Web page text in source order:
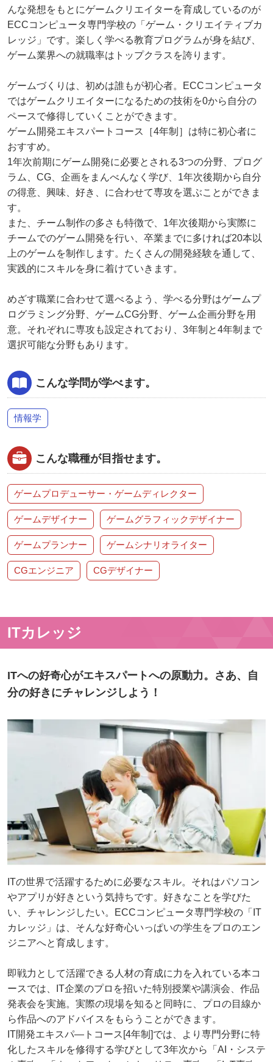
んな発想をもとにゲームクリエイターを育成しているのが
ECCコンピュータ専門学校の「ゲーム・クリエイティブカ
レッジ」です。楽しく学べる教育プログラムが身を結び、
ゲーム業界への就職率はトップクラスを誇ります。
ゲームづくりは、初めは誰もが初心者。ECCコンピュータ
ではゲームクリエイターになるための技術を0から自分の
ペースで修得していくことができます。
ゲーム開発エキスパートコース［4年制］は特に初心者に
おすすめ。
1年次前期にゲーム開発に必要とされる3つの分野、プログ
ラム、CG、企画をまんべんなく学び、1年次後期から自分
の得意、興味、好き、に合わせて専攻を選ぶことができま
す。
また、チーム制作の多さも特徴で、1年次後期から実際に
チームでのゲーム開発を行い、卒業までに多ければ20本以
上のゲームを制作します。たくさんの開発経験を通して、
実践的にスキルを身に着けていきます。
めざす職業に合わせて選べるよう、学べる分野はゲームプ
ログラミング分野、ゲームCG分野、ゲーム企画分野を用
意。それぞれに専攻も設定されており、3年制と4年制まで
選択可能な分野もあります。
こんな学問が学べます。
情報学
こんな職種が目指せます。
ゲームプロデューサー・ゲームディレクター
ゲームデザイナー ゲームグラフィックデザイナー
ゲームプランナー ゲームシナリオライター
CGエンジニア CGデザイナー
ITカレッジ
ITへの好奇心がエキスパートへの原動力。さあ、自
分の好きにチャレンジしよう！
ITの世界で活躍するために必要なスキル。それはパソコン
やアプリが好きという気持ちです。好きなことを学びた
い、チャレンジしたい。ECCコンピュータ専門学校の「IT
カレッジ」は、そんな好奇心いっぱいの学生をプロのエン
ジニアへと育成します。
即戦力として活躍できる人材の育成に力を入れている本コ
ースでは、IT企業のプロを招いた特別授業や講演会、作品
発表会を実施。実際の現場を知ると同時に、プロの目線か
ら作品へのアドバイスをもらうことができます。
IT開発エキスパ―トコース[4年制]では、より専門分野に特
化したスキルを修得する学びとして3年次から「AI・システ